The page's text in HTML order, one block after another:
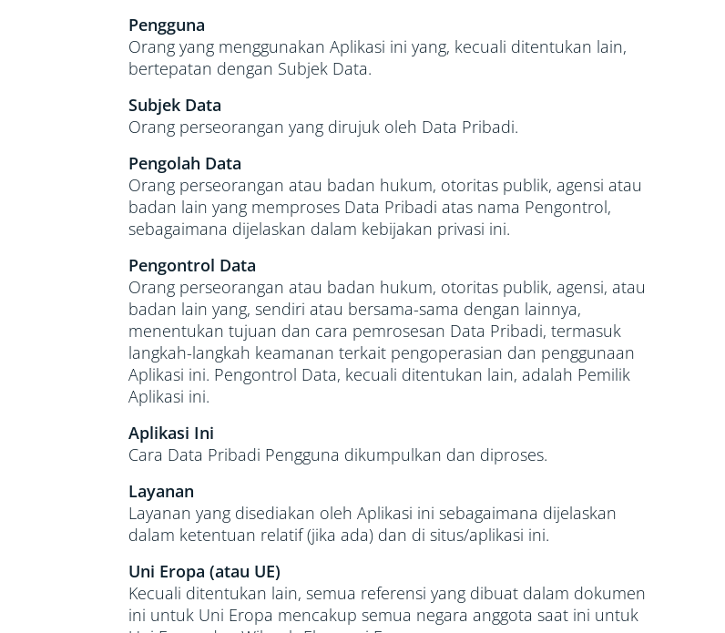
Pengguna
Orang yang menggunakan Aplikasi ini yang, kecuali ditentukan lain,
bertepatan dengan Subjek Data.
Subjek Data
Orang perseorangan yang dirujuk oleh Data Pribadi.
Pengolah Data
Orang perseorangan atau badan hukum, otoritas publik, agensi atau
badan lain yang memproses Data Pribadi atas nama Pengontrol,
sebagaimana dijelaskan dalam kebijakan privasi ini.
Pengontrol Data
Orang perseorangan atau badan hukum, otoritas publik, agensi, atau
badan lain yang, sendiri atau bersama-sama dengan lainnya,
menentukan tujuan dan cara pemrosesan Data Pribadi, termasuk
langkah-langkah keamanan terkait pengoperasian dan penggunaan
Aplikasi ini. Pengontrol Data, kecuali ditentukan lain, adalah Pemilik
Aplikasi ini.
Aplikasi Ini
Cara Data Pribadi Pengguna dikumpulkan dan diproses.
Layanan
Layanan yang disediakan oleh Aplikasi ini sebagaimana dijelaskan
dalam ketentuan relatif (jika ada) dan di situs/aplikasi ini.
Uni Eropa (atau UE)
Kecuali ditentukan lain, semua referensi yang dibuat dalam dokumen
ini untuk Uni Eropa mencakup semua negara anggota saat ini untuk